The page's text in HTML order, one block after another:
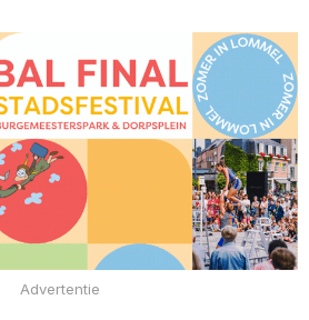
Advertentie